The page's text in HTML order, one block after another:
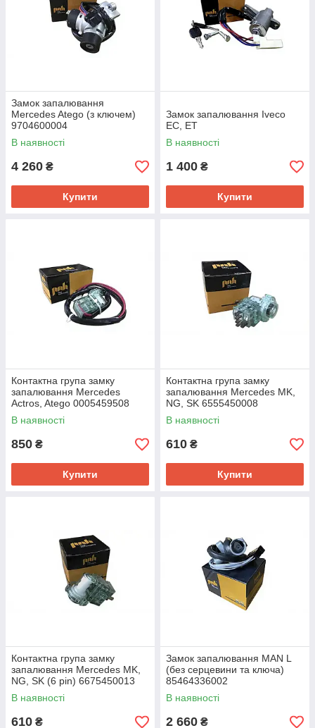
Замок запалювання
Mercedes Atego (з ключем)
9704600004
В наявності
4 260 ₴
Купити
Замок запалювання Iveco
EC, ET
В наявності
1 400 ₴
Купити
Контактна група замку
запалювання Mercedes
Actros, Atego 0005459508
В наявності
850 ₴
Купити
Контактна група замку
запалювання Mercedes MK,
NG, SK 6555450008
В наявності
610 ₴
Купити
Контактна група замку
запалювання Mercedes MK,
NG, SK (6 pin) 6675450013
В наявності
610 ₴
Замок запалювання MAN L
(без серцевини та ключа)
85464336002
В наявності
2 660 ₴